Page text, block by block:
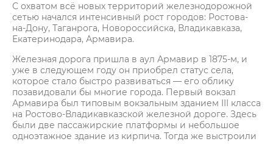
С охватом всё новых территорий железнодорожной
сетью начался интенсивный рост городов: Ростова-
на-Дону, Таганрога, Новороссийска, Владикавказа,
Екатеринодара, Армавира.
Железная дорога пришла в аул Армавир в 1875-м, и
уже в следующем году он приобрел статус села,
которое стало быстро развиваться — его облику
позавидовали бы многие города. Первый вокзал
Армавира был типовым вокзальным зданием III класса
на Ростово-Владикавказской железной дороге. Здесь
были две пассажирские платформы и небольшое
одноэтажное здание из кирпича. Тогда же выстроили